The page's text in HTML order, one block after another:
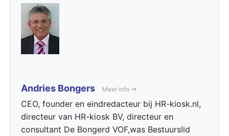
Andries Bongers Meer info
CEO, founder en eindredacteur bij HR-kiosk.nl,
directeur van HR-kiosk BV, directeur en
consultant De Bongerd VOF,was Bestuurslid